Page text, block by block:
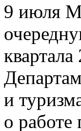
9 июля
и
о